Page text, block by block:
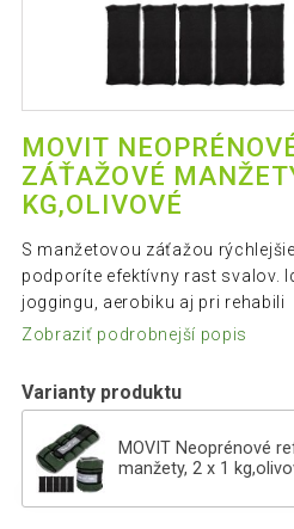
MOVIT
ZÁŤAŽOVÉ
KG,OLIVOVÉ
S manžetovou záťažou
podporíte efektívny rast svalov.
joggingu, aerobiku aj pri rehabili
Zobraziť podrobnejší popis
Varianty produktu
MOVIT Neoprénové
manžety, 2 x 1